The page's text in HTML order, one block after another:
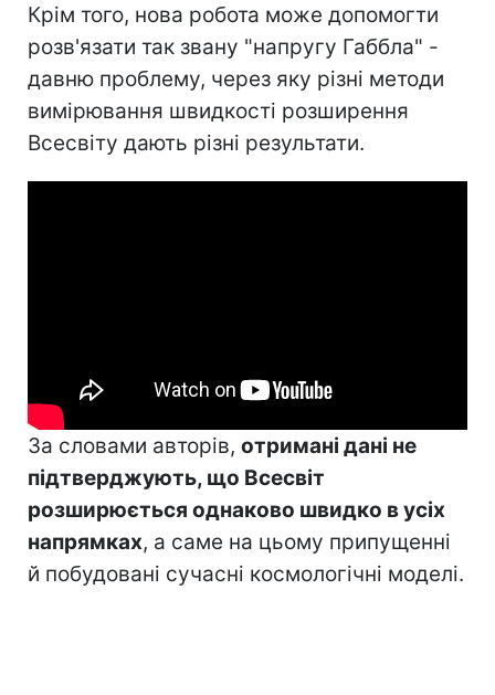
Крім того, нова робота може допомогти
розв'язати так звану "напругу Габбла" -
давню проблему, через яку різні методи
вимірювання швидкості розширення
Всесвіту дають різні результати.
За словами авторів, отримані дані не
підтверджують, що Всесвіт
розширюється однаково швидко в усіх
напрямках, а саме на цьому припущенні
й побудовані сучасні космологічні моделі.